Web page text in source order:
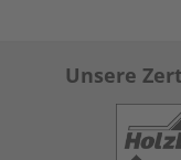
Unsere